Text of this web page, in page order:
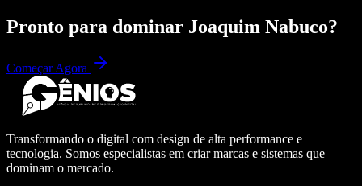
Pronto para dominar Joaquim Nabuco?
Começar Agora
Transformando o digital com design de alta performance e
tecnologia. Somos especialistas em criar marcas e sistemas que
dominam o mercado.